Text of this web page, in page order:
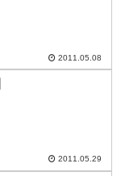
2011.05.08
2011.05.29